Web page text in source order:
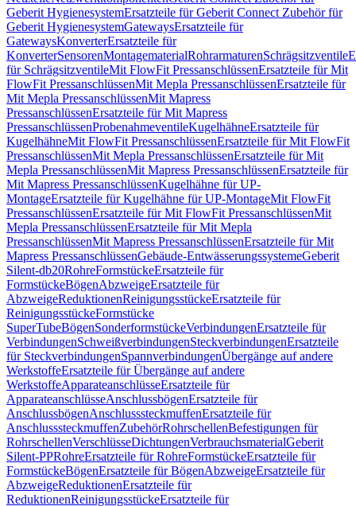
Geberit HygienesystemErsatzteile für Geberit Connect Zubehör für
Geberit HygienesystemGatewaysErsatzteile für
GatewaysKonverterErsatzteile für
KonverterSensorenMontagematerialRohrarmaturenSchrägsitzventile
für SchrägsitzventileMit FlowFit PressanschlüssenErsatzteile für Mit
FlowFit PressanschlüssenMit Mepla PressanschlüssenErsatzteile für
Mit Mepla PressanschlüssenMit Mapress
PressanschlüssenErsatzteile für Mit Mapress
PressanschlüssenProbenahmeventileKugelhähneErsatzteile für
KugelhähneMit FlowFit PressanschlüssenErsatzteile für Mit FlowFit
PressanschlüssenMit Mepla PressanschlüssenErsatzteile für Mit
Mepla PressanschlüssenMit Mapress PressanschlüssenErsatzteile für
Mit Mapress PressanschlüssenKugelhähne für UP-
MontageErsatzteile für Kugelhähne für UP-MontageMit FlowFit
PressanschlüssenErsatzteile für Mit FlowFit PressanschlüssenMit
Mepla PressanschlüssenErsatzteile für Mit Mepla
PressanschlüssenMit Mapress PressanschlüssenErsatzteile für Mit
Mapress PressanschlüssenGebäude-EntwässerungssystemeGeberit
Silent-db20RohreFormstückeErsatzteile für
FormstückeBögenAbzweigeErsatzteile für
AbzweigeReduktionenReinigungsstückeErsatzteile für
ReinigungsstückeFormstücke
SuperTubeBögenSonderformstückeVerbindungenErsatzteile für
VerbindungenSchweißverbindungenSteckverbindungenErsatzteile
für SteckverbindungenSpannverbindungenÜbergänge auf andere
WerkstoffeErsatzteile für Übergänge auf andere
WerkstoffeApparateanschlüsseErsatzteile für
ApparateanschlüsseAnschlussbögenErsatzteile für
AnschlussbögenAnschlusssteckmuffenErsatzteile für
AnschlusssteckmuffenZubehörRohrschellenBefestigungen für
RohrschellenVerschlüsseDichtungenVerbrauchsmaterialGeberit
Silent-PPRohreErsatzteile für RohreFormstückeErsatzteile für
FormstückeBögenErsatzteile für BögenAbzweigeErsatzteile für
AbzweigeReduktionenErsatzteile für
ReduktionenReinigungsstückeErsatzteile für